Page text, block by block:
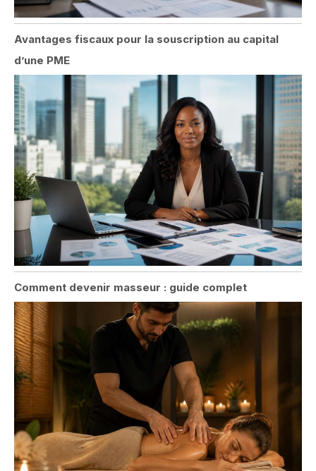
Avantages fiscaux pour la souscription au capital
d’une PME
Comment devenir masseur : guide complet